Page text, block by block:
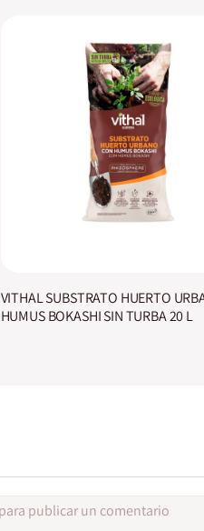
VITHAL SUBSTRATO HUERTO
HUMUS BOKASHI SIN TURBA 20 L